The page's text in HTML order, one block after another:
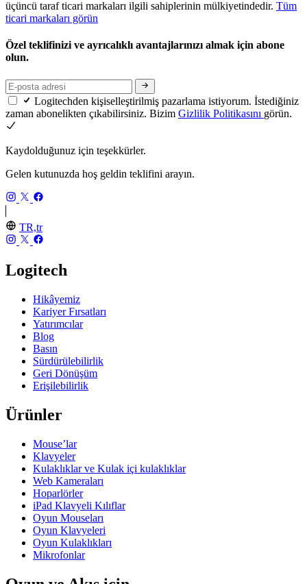
üçüncü taraf ticari markaları ilgili sahiplerinin mülkiyetindedir. Tüm
ticari markaları görün
Özel teklifinizi ve ayrıcalıklı avantajlarınızı almak için abone
olun.
Logitechden kişiselleştirilmiş pazarlama istiyorum. İstediğiniz
zaman abonelikten çıkabilirsiniz. Bizim Gizlilik Politikasını görün.
Kaydolduğunuz için teşekkürler.
Gelen kutunuzda hoş geldin teklifini arayın.
TR,tr
Logitech
Hikâyemiz
Kariyer Fırsatları
Yatırımcılar
Blog
Basın
Sürdürülebilirlik
Geri Dönüşüm
Erişilebilirlik
Ürünler
Mouse’lar
Klavyeler
Kulaklıklar ve Kulak içi kulaklıklar
Web Kameraları
Hoparlörler
iPad Klavyeli Kılıflar
Oyun Mouseları
Oyun Klavyeleri
Oyun Kulaklıkları
Mikrofonlar